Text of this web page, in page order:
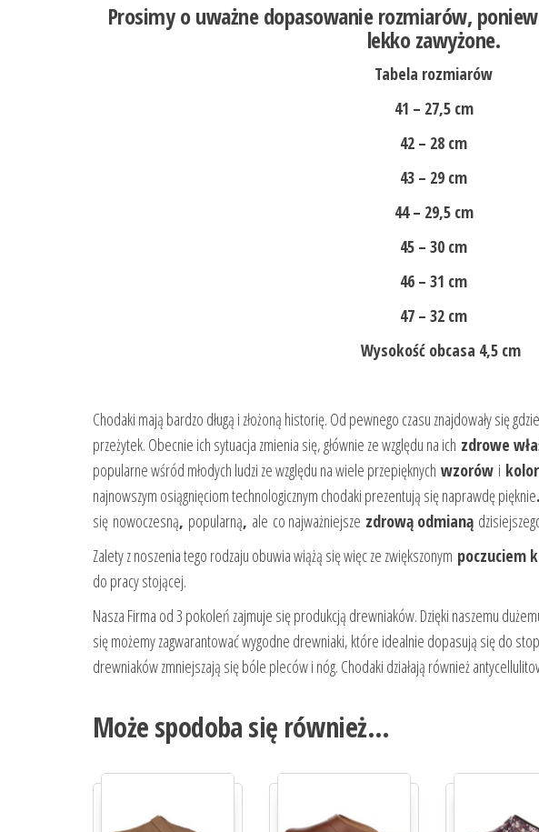
Prosimy o uważne dopasowanie rozmiarów,
lekko zawyżone.
Tabela rozmiarów
41 – 27,5 cm
42 – 28 cm
43 – 29 cm
44 – 29,5 cm
45 – 30 cm
46 – 31 cm
47 – 32 cm
Wysokość obcasa 4,5 cm
Chodaki mają bardzo długą i złożoną historię. Od pewnego czasu znajdowały się
przeżytek. Obecnie ich sytuacja zmienia się, głównie ze względu na ich zdrowe
popularne wśród młodych ludzi ze względu na wiele przepięknych wzorów i
najnowszym osiągnięciom technologicznym chodaki prezentują się naprawdę pięknie.
się nowoczesną, popularną, ale co najważniejsze zdrową odmianą
Zalety z noszenia tego rodzaju obuwia wiążą się więc ze zwiększonym poczuciem
do pracy stojącej.
Nasza Firma od 3 pokoleń zajmuje się produkcją drewniaków. Dzięki naszemu
się możemy zagwarantować wygodne drewniaki, które idealnie dopasują się do
drewniaków zmniejszają się bóle pleców i nóg. Chodaki działają również
Może spodoba się również…